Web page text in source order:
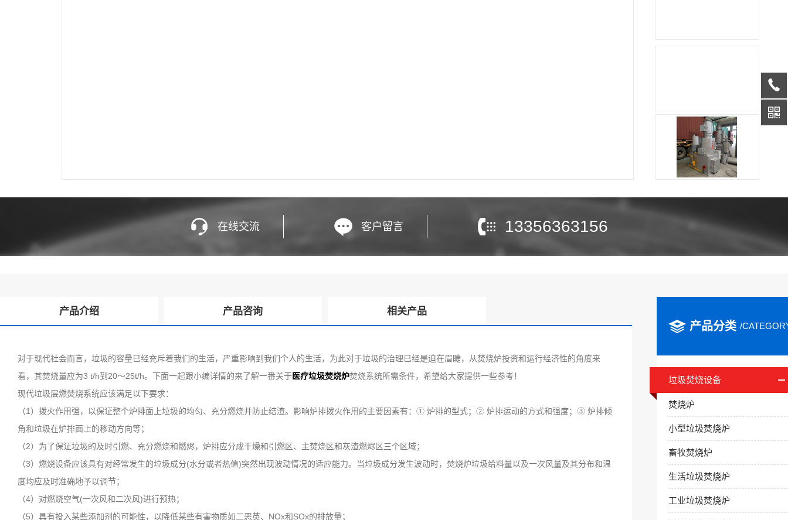
在线交流 客户留言 13356363156
产品介绍 产品咨询 相关产品
对于现代社会而言，垃圾的容量已经充斥着我们的生活，严重影响到我们个人的生活，为此对于垃圾的治理已经是迫在眉睫，从焚烧炉投资和运行经济性的角度来
看，其焚烧量应为3 t/h到20～25t/h。下面一起跟小编详情的来了解一番关于医疗垃圾焚烧炉焚烧系统所需条件，希望给大家提供一些参考！
现代垃圾层燃焚烧系统应该满足以下要求：
（1）拨火作用强，以保证整个炉排面上垃圾的均匀、充分燃烧并防止结渣。影响炉排拨火作用的主要因素有：① 炉排的型式；② 炉排运动的方式和强度；③ 炉排倾
角和垃圾在炉排面上的移动方向等；
（2）为了保证垃圾的及时引燃、充分燃烧和燃烬，炉排应分成干燥和引燃区、主焚烧区和灰渣燃烬区三个区域；
（3）燃烧设备应该具有对经常发生的垃圾成分(水分或者热值)突然出现波动情况的适应能力。当垃圾成分发生波动时，焚烧炉垃圾给料量以及一次风量及其分布和温
度均应及时准确地予以调节；
（4）对燃烧空气(一次风和二次风)进行预热；
（5）具有投入某些添加剂的可能性，以降低某些有害物质如二恶英、NOx和SOx的排放量；
产品分类 /
垃圾焚烧设备
焚烧炉
小型垃圾焚烧炉
畜牧焚烧炉
生活垃圾焚烧炉
工业垃圾焚烧炉